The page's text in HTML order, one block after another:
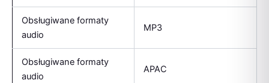
Obsługiwane formaty
audio
MP3
Obsługiwane formaty
audio
APAC